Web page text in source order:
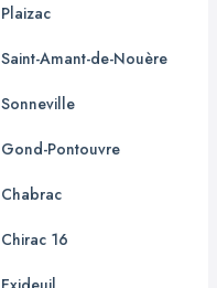
Plaizac
Saint-Amant-de-Nouère
Sonneville
Gond-Pontouvre
Chabrac
Chirac 16